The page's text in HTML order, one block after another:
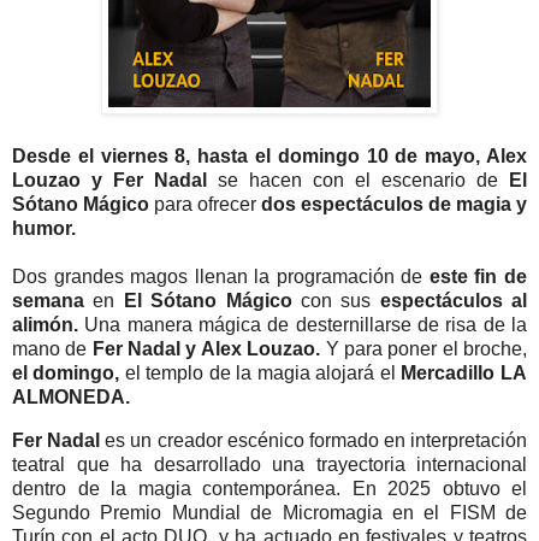
Desde el viernes 8, hasta el domingo 10 de mayo, Alex
Louzao y Fer Nadal se hacen con el escenario de
El
Sótano Mágico para ofrecer dos espectáculos de magia y
humor.
Dos grandes magos llenan la programación de este fin de
semana en El Sótano Mágicocon sus espectáculos al
alimón. Una manera mágica de desternillarse de risa de la
mano de Fer Nadal y Alex Louzao. Y para poner el broche,
el domingo, el templo de la magia alojará el
Mercadillo LA
ALMONEDA.
Fer Nadal es un creador escénico formado en interpretación
teatral que ha desarrollado una trayectoria internacional
dentro de la magia contemporánea. En 2025 obtuvo el
Segundo Premio Mundial de Micromagia en el FISM de
Turín con el acto DUO, y ha actuado en festivales y teatros